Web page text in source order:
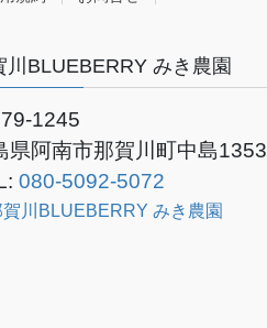
川BLUEBERRY みき農園
1245
県阿南市那賀川町中島1353
080-5092-5072